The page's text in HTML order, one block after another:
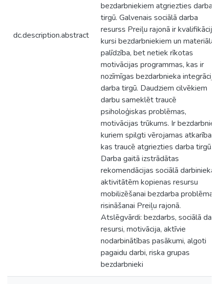
dc.description.abstract
bezdarbniekiem atgriezties darba
tirgū. Galvenais sociālā darba
resurss Preiļu rajonā ir
kursi bezdarbniekiem un materiāla
palīdzība, bet netiek rīkotas
motivācijas programmas, kas ir
nozīmīgas bezdarbnieka integrācijai
darba tirgū. Daudziem cilvēkiem
darbu sameklēt traucē
psiholoģiskas problēmas,
motivācijas trūkums. Ir
kuriem spilgti vērojamas atkarības,
kas traucē atgriezties darba tirgū.
Darba gaitā izstrādātas
rekomendācijas sociālā darbinieka
aktivitātēm kopienas resursu
mobilizēšanai bezdarba problēmas
risināšanai Preiļu rajonā.
Atslēgvārdi: bezdarbs, sociālā
resursi, motivācija, aktīvie
nodarbinātības pasākumi, algoti
pagaidu darbi, riska grupas
bezdarbnieki